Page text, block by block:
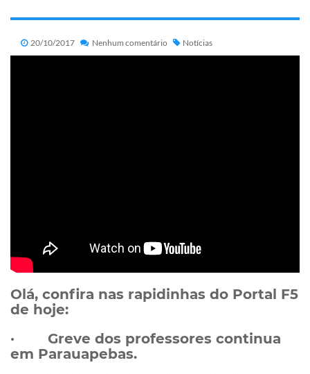
20/10/2017 Nenhum comentário Notícias
Olá, confira nas rapidinhas do Portal F5
de hoje:
· Greve dos professores continua
em Parauapebas.